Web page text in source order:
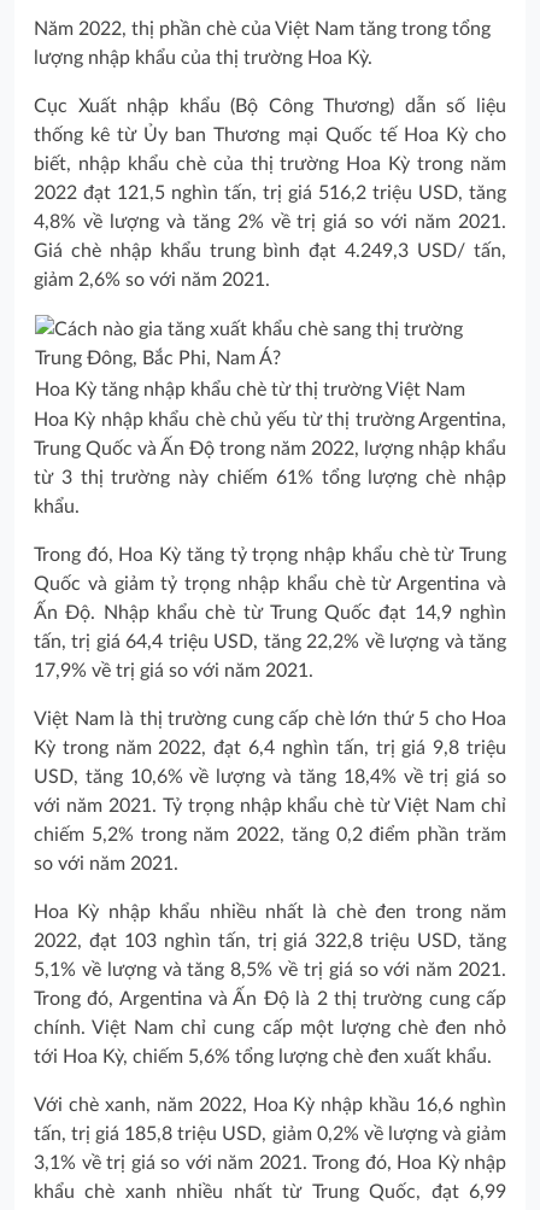
Năm 2022, thị phần chè của Việt Nam tăng trong tổng
lượng nhập khẩu của thị trường Hoa Kỳ.
Cục Xuất nhập khẩu (Bộ Công Thương) dẫn số liệu
thống kê từ Ủy ban Thương mại Quốc tế Hoa Kỳ cho
biết, nhập khẩu chè của thị trường Hoa Kỳ trong năm
2022 đạt 121,5 nghìn tấn, trị giá 516,2 triệu USD, tăng
4,8% về lượng và tăng 2% về trị giá so với năm 2021.
Giá chè nhập khẩu trung bình đạt 4.249,3 USD/ tấn,
giảm 2,6% so với năm 2021.
Hoa Kỳ tăng nhập khẩu chè từ thị trường Việt Nam
Hoa Kỳ nhập khẩu chè chủ yếu từ thị trường Argentina,
Trung Quốc và Ấn Độ trong năm 2022, lượng nhập khẩu
từ 3 thị trường này chiếm 61% tổng lượng chè nhập
khẩu.
Trong đó, Hoa Kỳ tăng tỷ trọng nhập khẩu chè từ Trung
Quốc và giảm tỷ trọng nhập khẩu chè từ Argentina và
Ấn Độ. Nhập khẩu chè từ Trung Quốc đạt 14,9 nghìn
tấn, trị giá 64,4 triệu USD, tăng 22,2% về lượng và tăng
17,9% về trị giá so với năm 2021.
Việt Nam là thị trường cung cấp chè lớn thứ 5 cho Hoa
Kỳ trong năm 2022, đạt 6,4 nghìn tấn, trị giá 9,8 triệu
USD, tăng 10,6% về lượng và tăng 18,4% về trị giá so
với năm 2021. Tỷ trọng nhập khẩu chè từ Việt Nam chỉ
chiếm 5,2% trong năm 2022, tăng 0,2 điểm phần trăm
so với năm 2021.
Hoa Kỳ nhập khẩu nhiều nhất là chè đen trong năm
2022, đạt 103 nghìn tấn, trị giá 322,8 triệu USD, tăng
5,1% về lượng và tăng 8,5% về trị giá so với năm 2021.
Trong đó, Argentina và Ấn Độ là 2 thị trường cung cấp
chính. Việt Nam chỉ cung cấp một lượng chè đen nhỏ
tới Hoa Kỳ, chiếm 5,6% tổng lượng chè đen xuất khẩu.
Với chè xanh, năm 2022, Hoa Kỳ nhập khầu 16,6 nghìn
tấn, trị giá 185,8 triệu USD, giảm 0,2% về lượng và giảm
3,1% về trị giá so với năm 2021. Trong đó, Hoa Kỳ nhập
khẩu chè xanh nhiều nhất từ Trung Quốc, đạt 6,99